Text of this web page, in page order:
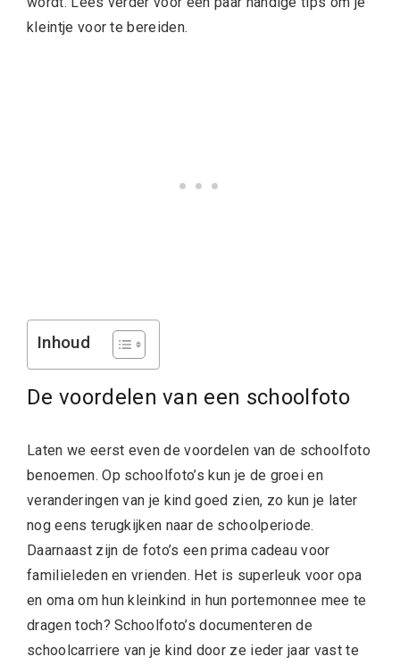
kleintje voor te bereiden.
Inhoud
De voordelen van een schoolfoto
Laten we eerst even de voordelen van de schoolfoto
benoemen. Op schoolfoto’s kun je de groei en
veranderingen van je kind goed zien, zo kun je later
nog eens terugkijken naar de schoolperiode.
Daarnaast zijn de foto’s een prima cadeau voor
familieleden en vrienden. Het is superleuk voor opa
en oma om hun kleinkind in hun portemonnee mee te
dragen toch? Schoolfoto’s documenteren de
schoolcarriere van je kind door ze ieder jaar vast te